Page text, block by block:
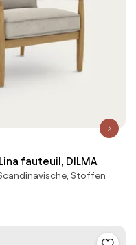
fauteuil, DILMA
Stoffen